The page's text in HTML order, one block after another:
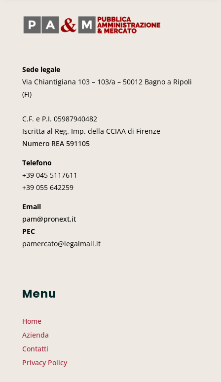
Sede legale
Via Chiantigiana 103 – 103/a – 50012 Bagno a Ripoli
(FI)
C.F. e P.I. 05987940482
Iscritta al Reg. Imp. della CCIAA di Firenze
Numero REA 591105
Telefono
+39 045 5117611
+39 055 642259
Email
pam@pronext.it
PEC
pamercato@legalmail.it
Menu
Home
Azienda
Contatti
Privacy Policy